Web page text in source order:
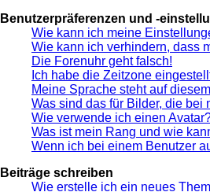
Benutzerpräferenzen und -
Wie kann ich meine
Wie kann ich verhindern, dass
Die Forenuhr geht falsch!
Ich habe die Zeitzone
Meine Sprache steht auf
Was sind das für Bilder, die
Wie verwende ich einen
Was ist mein Rang und wie
Wenn ich bei einem Benutzer
Beiträge schreiben
Wie erstelle ich ein neues